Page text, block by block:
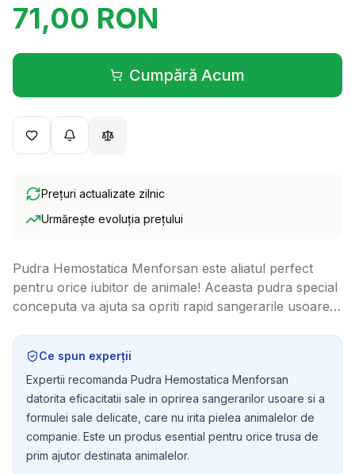
71,00 RON
Cumpără Acum
(se deschide într-o filă
Prețuri actualizate zilnic
Urmărește evoluția prețului
Pudra Hemostatica Menforsan este aliatul perfect
pentru orice iubitor de animale! Aceasta pudra special
conceputa va ajuta sa opriti rapid sangerarile usoare,
neprevazute.
Ce spun experții
Expertii recomanda Pudra Hemostatica Menforsan
datorita eficacitatii sale in oprirea sangerarilor usoare si a
formulei sale delicate, care nu irita pielea animalelor de
companie. Este un produs esential pentru orice trusa de
prim ajutor destinata animalelor.